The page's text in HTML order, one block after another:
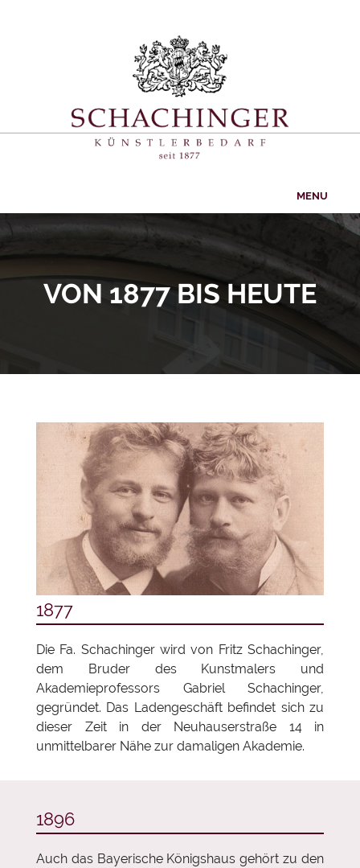
MENU
STARTSEITE
BACK
FARBEN
BACK
ACRYLFARBEN
AQUARELLFARBEN
ÖLFARBEN
GOUACHE
TUSCHEN
SPEZIALFARBEN
ÖLKREIDEN
PINSEL
BACK
ACRYLMALPINSEL
AQUARELLPINSEL
ÖMALPINSEL
SPEZIALPINSEL
WAND
UND
OBERFLÄCHENPINSEL
UND
KREIDESTIFTE
MARKER
UND
FINELINER
STAFFELEIEN
KEILRAHMEN
MALTÜCHER
MALBLÖCKE
PAPIERE
PAPPEN
VERGOLDERBEDARF
DEKORATIONSFARBEN
UND
WERKZEUGE
LAGE & KONTAKT
IMPRESSUM
DATENSCHUTZ
COOKIE-EINSTELLUNGEN
VON 1877 BIS HEUTE
1877
Die Fa. Schachinger wird von Fritz Schachinger,
dem Bruder des Kunstmalers und
Akademieprofessors Gabriel Schachinger,
gegründet. Das Ladengeschäft befindet sich zu
dieser Zeit in der Neuhauserstraße 14 in
unmittelbarer Nähe zur damaligen Akademie.
1896
Auch das Bayerische Königshaus gehört zu den